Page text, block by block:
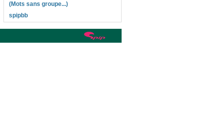
(Mots sans groupe...)
spipbb